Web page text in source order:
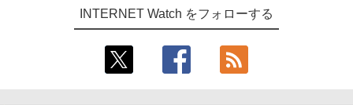
INTERNET Watch をフォローする